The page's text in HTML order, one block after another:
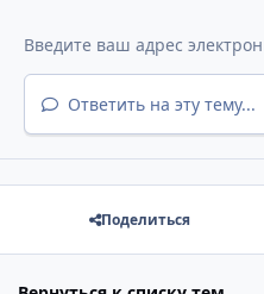
Ответить на эту тему...
Поделиться